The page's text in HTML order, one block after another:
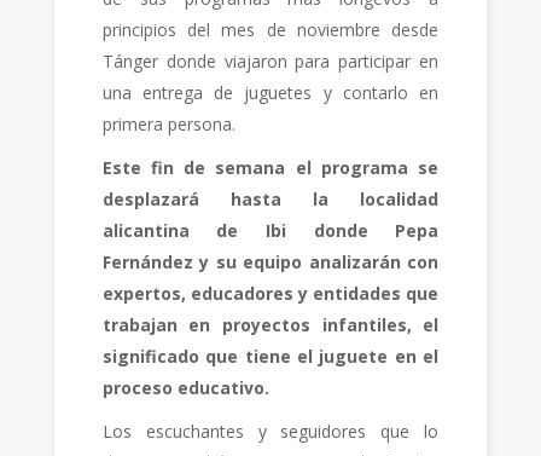
principios del mes de noviembre desde
Tánger donde viajaron para participar en
una entrega de juguetes y contarlo en
primera persona.
Este fin de semana el programa se
desplazará hasta la localidad
alicantina de Ibi donde Pepa
Fernández y su equipo analizarán con
expertos, educadores y entidades que
trabajan en proyectos infantiles, el
significado que tiene el juguete en el
proceso educativo.
Los escuchantes y seguidores que lo